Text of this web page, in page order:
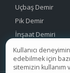
Uçbaş Demir
Pik Demir
İnşaat Demiri
Filmaşin Demir
Kullanıcı
edebilmek için
sitemizin kullanım